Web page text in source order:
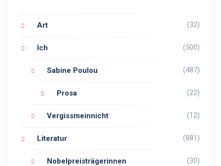
Art (32)
Ich (500)
Sabine Poulou (487)
Prosa (22)
Vergissmeinnicht (12)
Literatur (881)
Nobelpreisträgerinnen (30)